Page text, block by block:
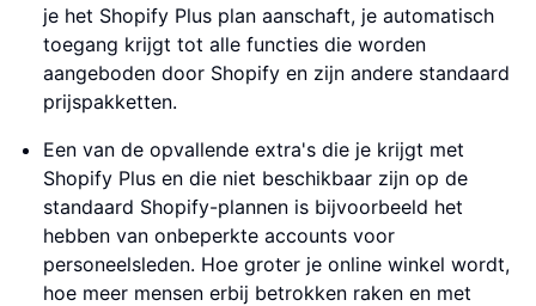
je het Shopify Plus plan aanschaft, je automatisch
toegang krijgt tot alle functies die worden
aangeboden door Shopify en zijn andere standaard
prijspakketten.
Een van de opvallende extra's die je krijgt met
Shopify Plus en die niet beschikbaar zijn op de
standaard Shopify-plannen is bijvoorbeeld het
hebben van onbeperkte accounts voor
personeelsleden. Hoe groter je online winkel wordt,
hoe meer mensen erbij betrokken raken en met